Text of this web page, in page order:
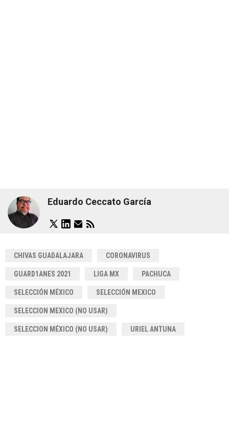
Eduardo Ceccato García
CHIVAS GUADALAJARA CORONAVIRUS
GUARD1ANES 2021 LIGA MX PACHUCA
SELECCIÓN MÉXICO SELECCIÓN MEXICO
SELECCION MEXICO (NO USAR)
SELECCION MÉXICO (NO USAR) URIEL ANTUNA